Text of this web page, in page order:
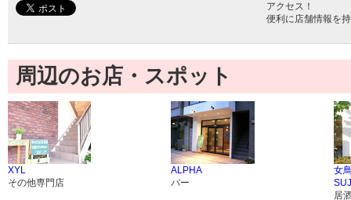
アクセス！
便利に店舗情報を
周辺のお店・スポット
XYL
その他専門店
ALPHA
バー
女
居